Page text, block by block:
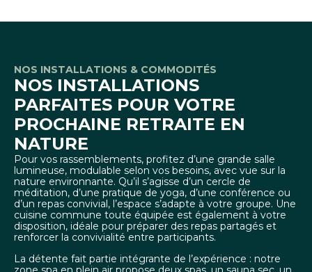
NOS INSTALLATIONS & COMMODITÉS
NOS INSTALLATIONS
PARFAITES POUR VOTRE
PROCHAINE RETRAITE EN
NATURE
Pour vos rassemblements, profitez d’une grande salle
lumineuse, modulable selon vos besoins, avec vue sur la
nature environnante. Qu’il s’agisse d’un cercle de
méditation, d’une pratique de yoga, d’une conférence ou
d’un repas convivial, l’espace s’adapte à votre groupe. Une
cuisine commune toute équipée est également à votre
disposition, idéale pour préparer des repas partagés et
renforcer la convivialité entre participants.
La détente fait partie intégrante de l’expérience : notre